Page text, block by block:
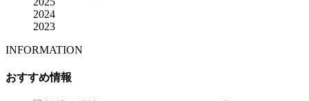
2024
2023
INFORMATION
おすすめ情報